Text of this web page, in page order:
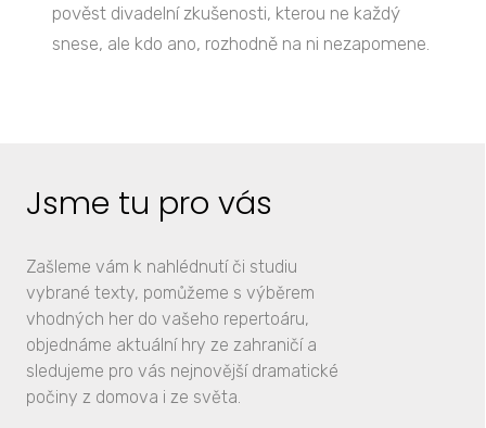
pověst divadelní zkušenosti, kterou ne každý
snese, ale kdo ano, rozhodně na ni nezapomene.
Jsme tu pro vás
Zašleme vám k nahlédnutí či studiu
vybrané texty, pomůžeme s výběrem
vhodných her do vašeho repertoáru,
objednáme aktuální hry ze zahraničí a
sledujeme pro vás nejnovější dramatické
počiny z domova i ze světa.